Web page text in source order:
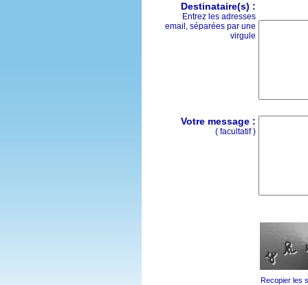
Destinataire(s) :
Entrez les adresses
email, séparées par une
virgule
Votre message :
( facultatif )
Recopier les